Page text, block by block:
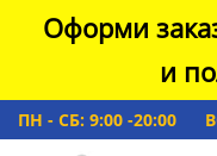
Оформи
и
ПН - СБ: 9:00 -20:00